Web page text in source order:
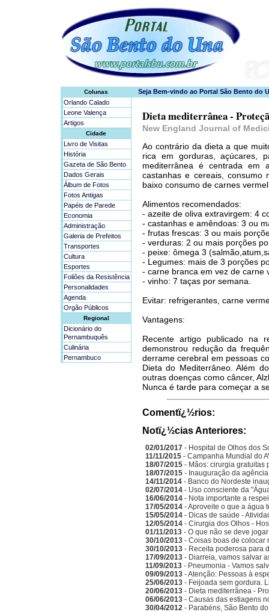
Colunas
Orlando Calado
Leone Valença
Artigos
Cidade
Livro de Visitas
História
Gazeta de São Bento
Dados Gerais
Álbum de Fotos
Fotos Antigas
Papéis de Parede
Economia
Administração
Galeria de Prefeitos
Transportes
Cultura
Esportes
Foliões da Resistência
Personalidades
Agenda
Orgão Públicos
Regional
Dicionário do
Pernambuquês
Culinária
Pernambuco
Dieta mediterrânea -
New England Journal of
Ao contrário da dieta a que
rica em gorduras, açúcares,
mediterrânea é centrada em
castanhas e cereais,
baixo consumo de carnes
Alimentos recomendados:
- azeite de oliva extravirgem: 4
- castanhas e amêndoas: 3 ou
- frutas frescas: 3 ou mais
- verduras: 2 ou mais porções
- peixe: ômega 3
- Legumes: mais de 3 porções
- carne branca em vez de carne
- vinho: 7 taças por semana.
Evitar: refrigerantes, carne
Vantagens:
Recente artigo publicado na
demonstrou redução da
derrame cerebral em pessoas
Dieta do Mediterrâneo. Além
outras doenças como câncer,
Nunca é tarde para começar a
Comentï¿½rios:
Notï¿½cias Anteriores:
02/01/2017 - Hospital de Olhos dos
11/11/2015 - Campanha Mundial do
18/07/2015 - Mãos: cirurgia gratuitas
18/07/2015 - Inauguração da
14/11/2014 - Banco do Nordeste
02/07/2014 - Uso consciente da
16/06/2014 - Nota importante a
17/05/2014 - Aproveite o que a água
15/05/2014 - Dicas de saúde -
12/05/2014 - Cirurgia dos Olhos -
01/11/2013 - O que não se deve
30/10/2013 - Coisas boas de colocar
30/10/2013 - Receita poderosa para
17/09/2013 - Diarreia, vamos salvar
11/09/2013 - Pneumonia - Vamos
09/09/2013 - Atenção: Pessoas à
25/06/2013 - Feijoada sem gordura.
20/06/2013 - Dieta mediterrânea -
06/06/2013 - Causas das estiagens
30/04/2012 - Parabéns, São Bento